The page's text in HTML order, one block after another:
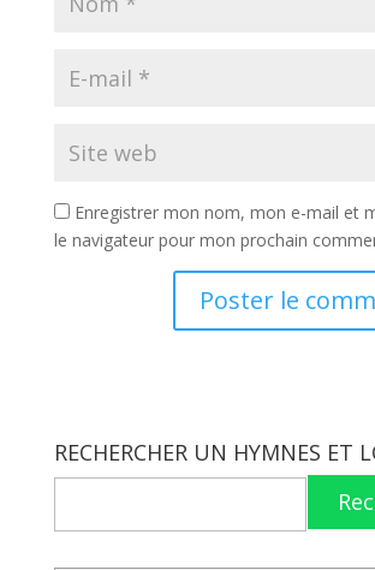
Enregistrer mon nom, mon e-mail et
le navigateur pour mon prochain
RECHERCHER UN HYMNES ET